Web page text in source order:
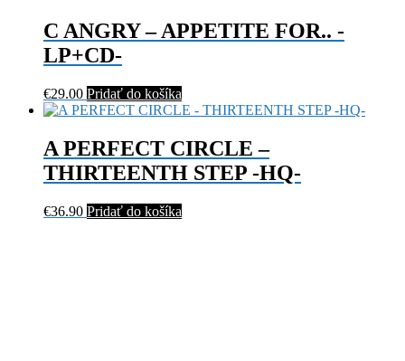
C ANGRY – APPETITE FOR.. -
LP+CD-
€29.00 Pridať do košíka
A PERFECT CIRCLE –
THIRTEENTH STEP -HQ-
€36.90 Pridať do košíka